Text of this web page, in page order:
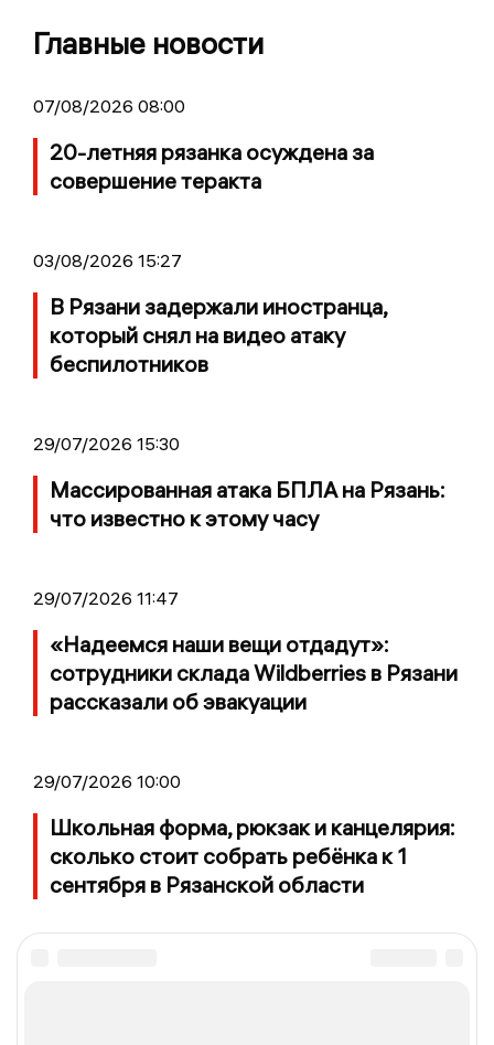
Главные новости
07/08/2026 08:00
20-летняя рязанка осуждена за
совершение теракта
03/08/2026 15:27
В Рязани задержали иностранца,
который снял на видео атаку
беспилотников
29/07/2026 15:30
Массированная атака БПЛА на Рязань:
что известно к этому часу
29/07/2026 11:47
«Надеемся наши вещи отдадут»:
сотрудники склада Wildberries в Рязани
рассказали об эвакуации
29/07/2026 10:00
Школьная форма, рюкзак и канцелярия:
сколько стоит собрать ребёнка к 1
сентября в Рязанской области